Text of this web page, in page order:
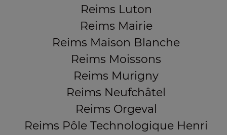
Reims Luton
Reims Mairie
Reims Maison Blanche
Reims Moissons
Reims Murigny
Reims Neufchâtel
Reims Orgeval
Reims Pôle Technologique Henri